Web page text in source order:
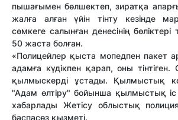
пышағымен бөлшектеп, зиратқа
жалға алған үйін тінту кезінде
сөмкеге салынған денесінің
50 жаста болған.
«Полицейлер қыста мопедпен пакет
адамға күдікпен қарап, оны
қылмыскерді ұстады. Қылмыстық
"Адам өлтіру" бойынша қылмыстық
хабарлады Жетісу облыстық полиция
баспасөз қызметі.